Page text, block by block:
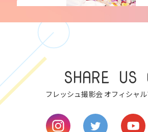
sun
7
mon SHARE US
フレッシュ撮影会 オフィシャ